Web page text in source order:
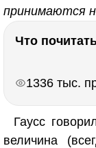
принимаются
1336 тыс.
Гаусс
величина